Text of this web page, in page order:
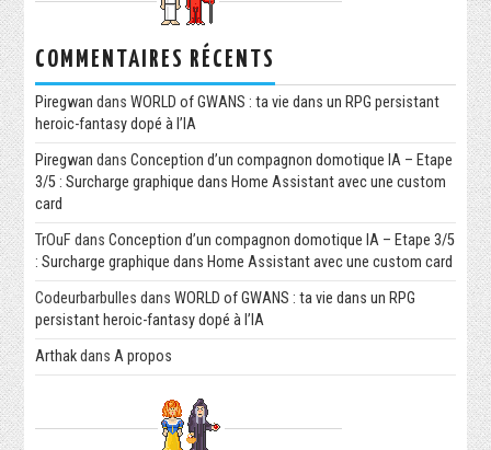
COMMENTAIRES RÉCENTS
Piregwan dansWORLD of GWANS : ta vie dans un RPG persistant
heroic-fantasy dopé à l’IA
Piregwan dansConception d’un compagnon domotique IA – Etape
3/5 : Surcharge graphique dans Home Assistant avec une custom
card
TrOuF dansConception d’un compagnon domotique IA – Etape 3/5
: Surcharge graphique dans Home Assistant avec une custom card
Codeurbarbulles dansWORLD of GWANS : ta vie dans un RPG
persistant heroic-fantasy dopé à l’IA
ArthakdansA propos